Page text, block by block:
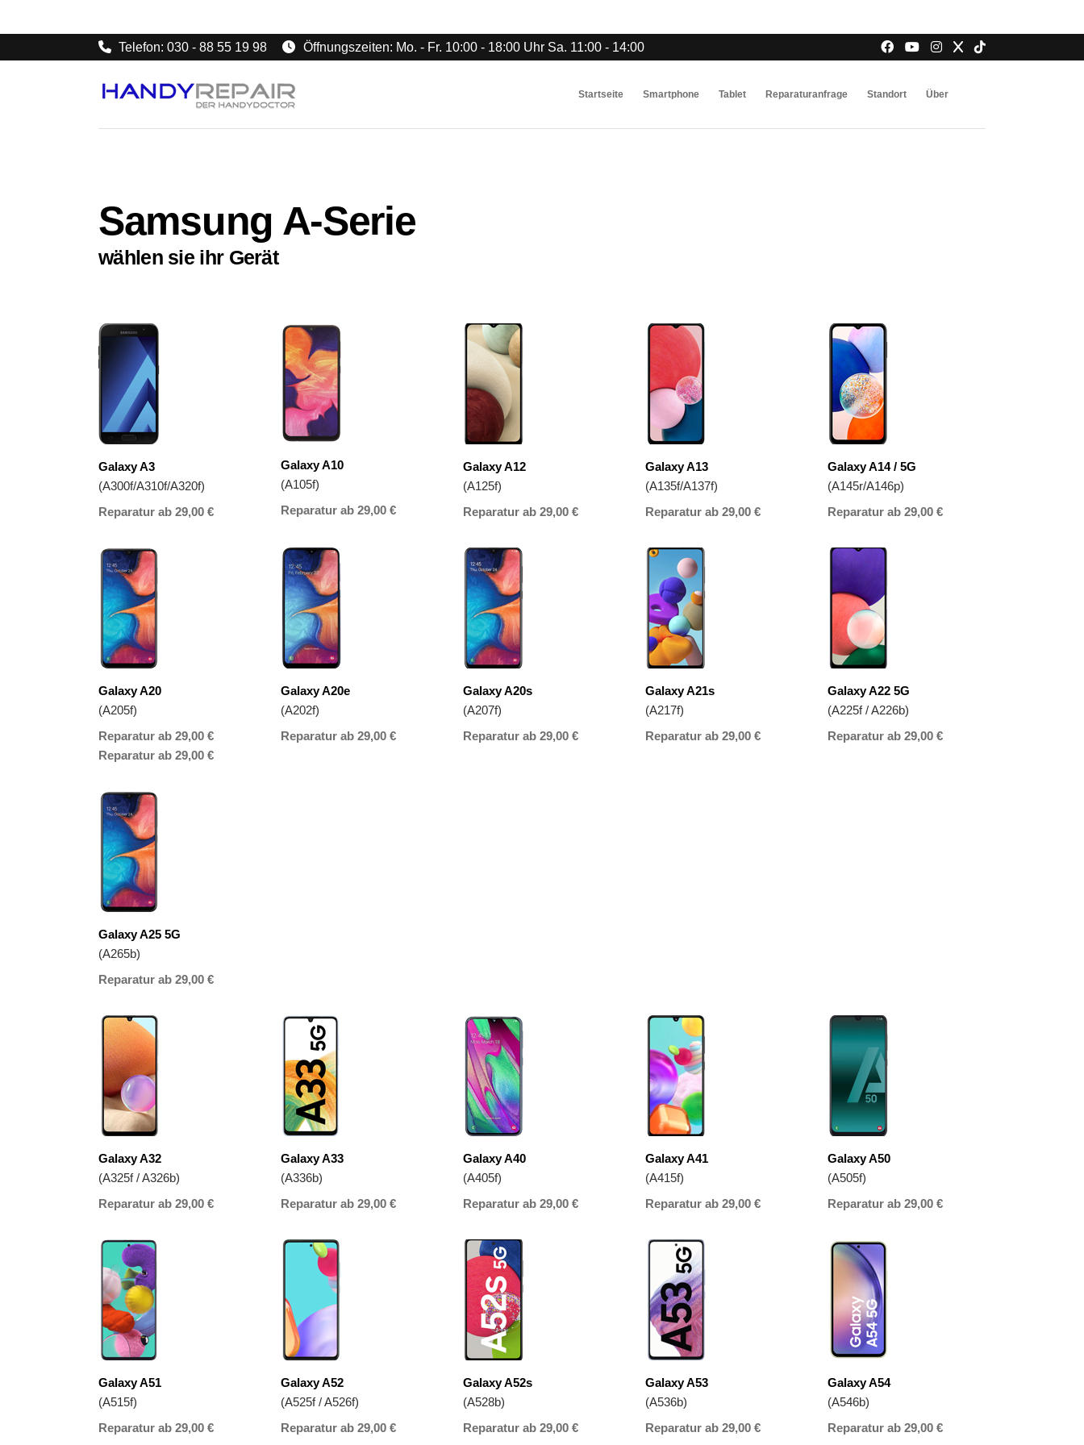
Telefon: 030 - 88 55 19 98 Öffnungszeiten: Mo. - Fr. 10:00 - 18:00 Uhr Sa. 11:00 - 14:00
Startseite Smartphone Tablet Reparaturanfrage Standort Über
Samsung A-Serie
wählen sie ihr Gerät
Galaxy A3
(A300f/A310f/A320f)
Reparatur ab 29,00 €
Galaxy A10
(A105f)
Reparatur ab 29,00 €
Galaxy A12
(A125f)
Reparatur ab 29,00 €
Galaxy A13
(A135f/A137f)
Reparatur ab 29,00 €
Galaxy A14 / 5G
(A145r/A146p)
Reparatur ab 29,00 €
Galaxy A20
(A205f)
Reparatur ab 29,00 €
Reparatur ab 29,00 €
Galaxy A20e
(A202f)
Reparatur ab 29,00 €
Galaxy A20s
(A207f)
Reparatur ab 29,00 €
Galaxy A21s
(A217f)
Reparatur ab 29,00 €
Galaxy A22 5G
(A225f / A226b)
Reparatur ab 29,00 €
Galaxy A25 5G
(A265b)
Reparatur ab 29,00 €
Galaxy A32
(A325f / A326b)
Reparatur ab 29,00 €
Galaxy A33
(A336b)
Reparatur ab 29,00 €
Galaxy A40
(A405f)
Reparatur ab 29,00 €
Galaxy A41
(A415f)
Reparatur ab 29,00 €
Galaxy A50
(A505f)
Reparatur ab 29,00 €
Galaxy A51
(A515f)
Reparatur ab 29,00 €
Galaxy A52
(A525f / A526f)
Reparatur ab 29,00 €
Galaxy A52s
(A528b)
Reparatur ab 29,00 €
Galaxy A53
(A536b)
Reparatur ab 29,00 €
Galaxy A54
(A546b)
Reparatur ab 29,00 €